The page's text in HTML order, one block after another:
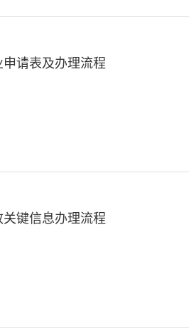
请表及办理流程
键信息办理流程